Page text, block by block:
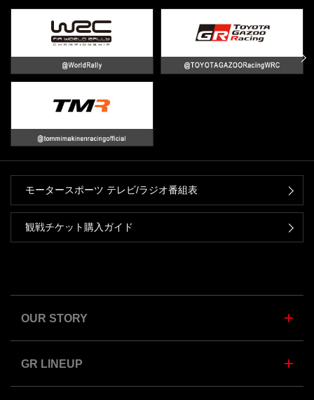
モータースポーツ テレビ/ラジオ番組表
観戦チケット購入ガイド
OUR STORY
GR LINEUP